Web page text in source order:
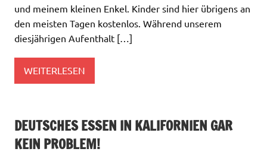
und meinem kleinen Enkel. Kinder sind hier übrigens an
den meisten Tagen kostenlos. Während unserem
diesjährigen Aufenthalt […]
WEITERLESEN
DEUTSCHES ESSEN IN KALIFORNIEN GAR
KEIN PROBLEM!